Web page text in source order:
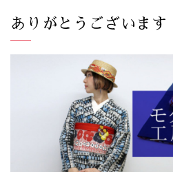
ありがとうございま